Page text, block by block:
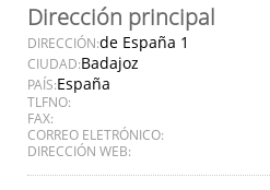
Dirección principal
DIRECCIÓN:de España 1
CIUDAD:Badajoz
PAÍS:España
TLFNO:
FAX:
CORREO ELETRÓNICO:
DIRECCIÓN WEB: